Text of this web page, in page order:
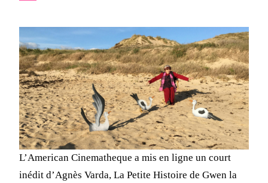
L’American Cinematheque a mis en ligne un court
inédit d’Agnès Varda, La Petite Histoire de Gwen la